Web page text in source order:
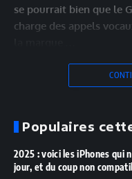
se pourrait bien que le
charge des appels
Populaires
2025 : voici les iPhones qui
jour, et du coup non